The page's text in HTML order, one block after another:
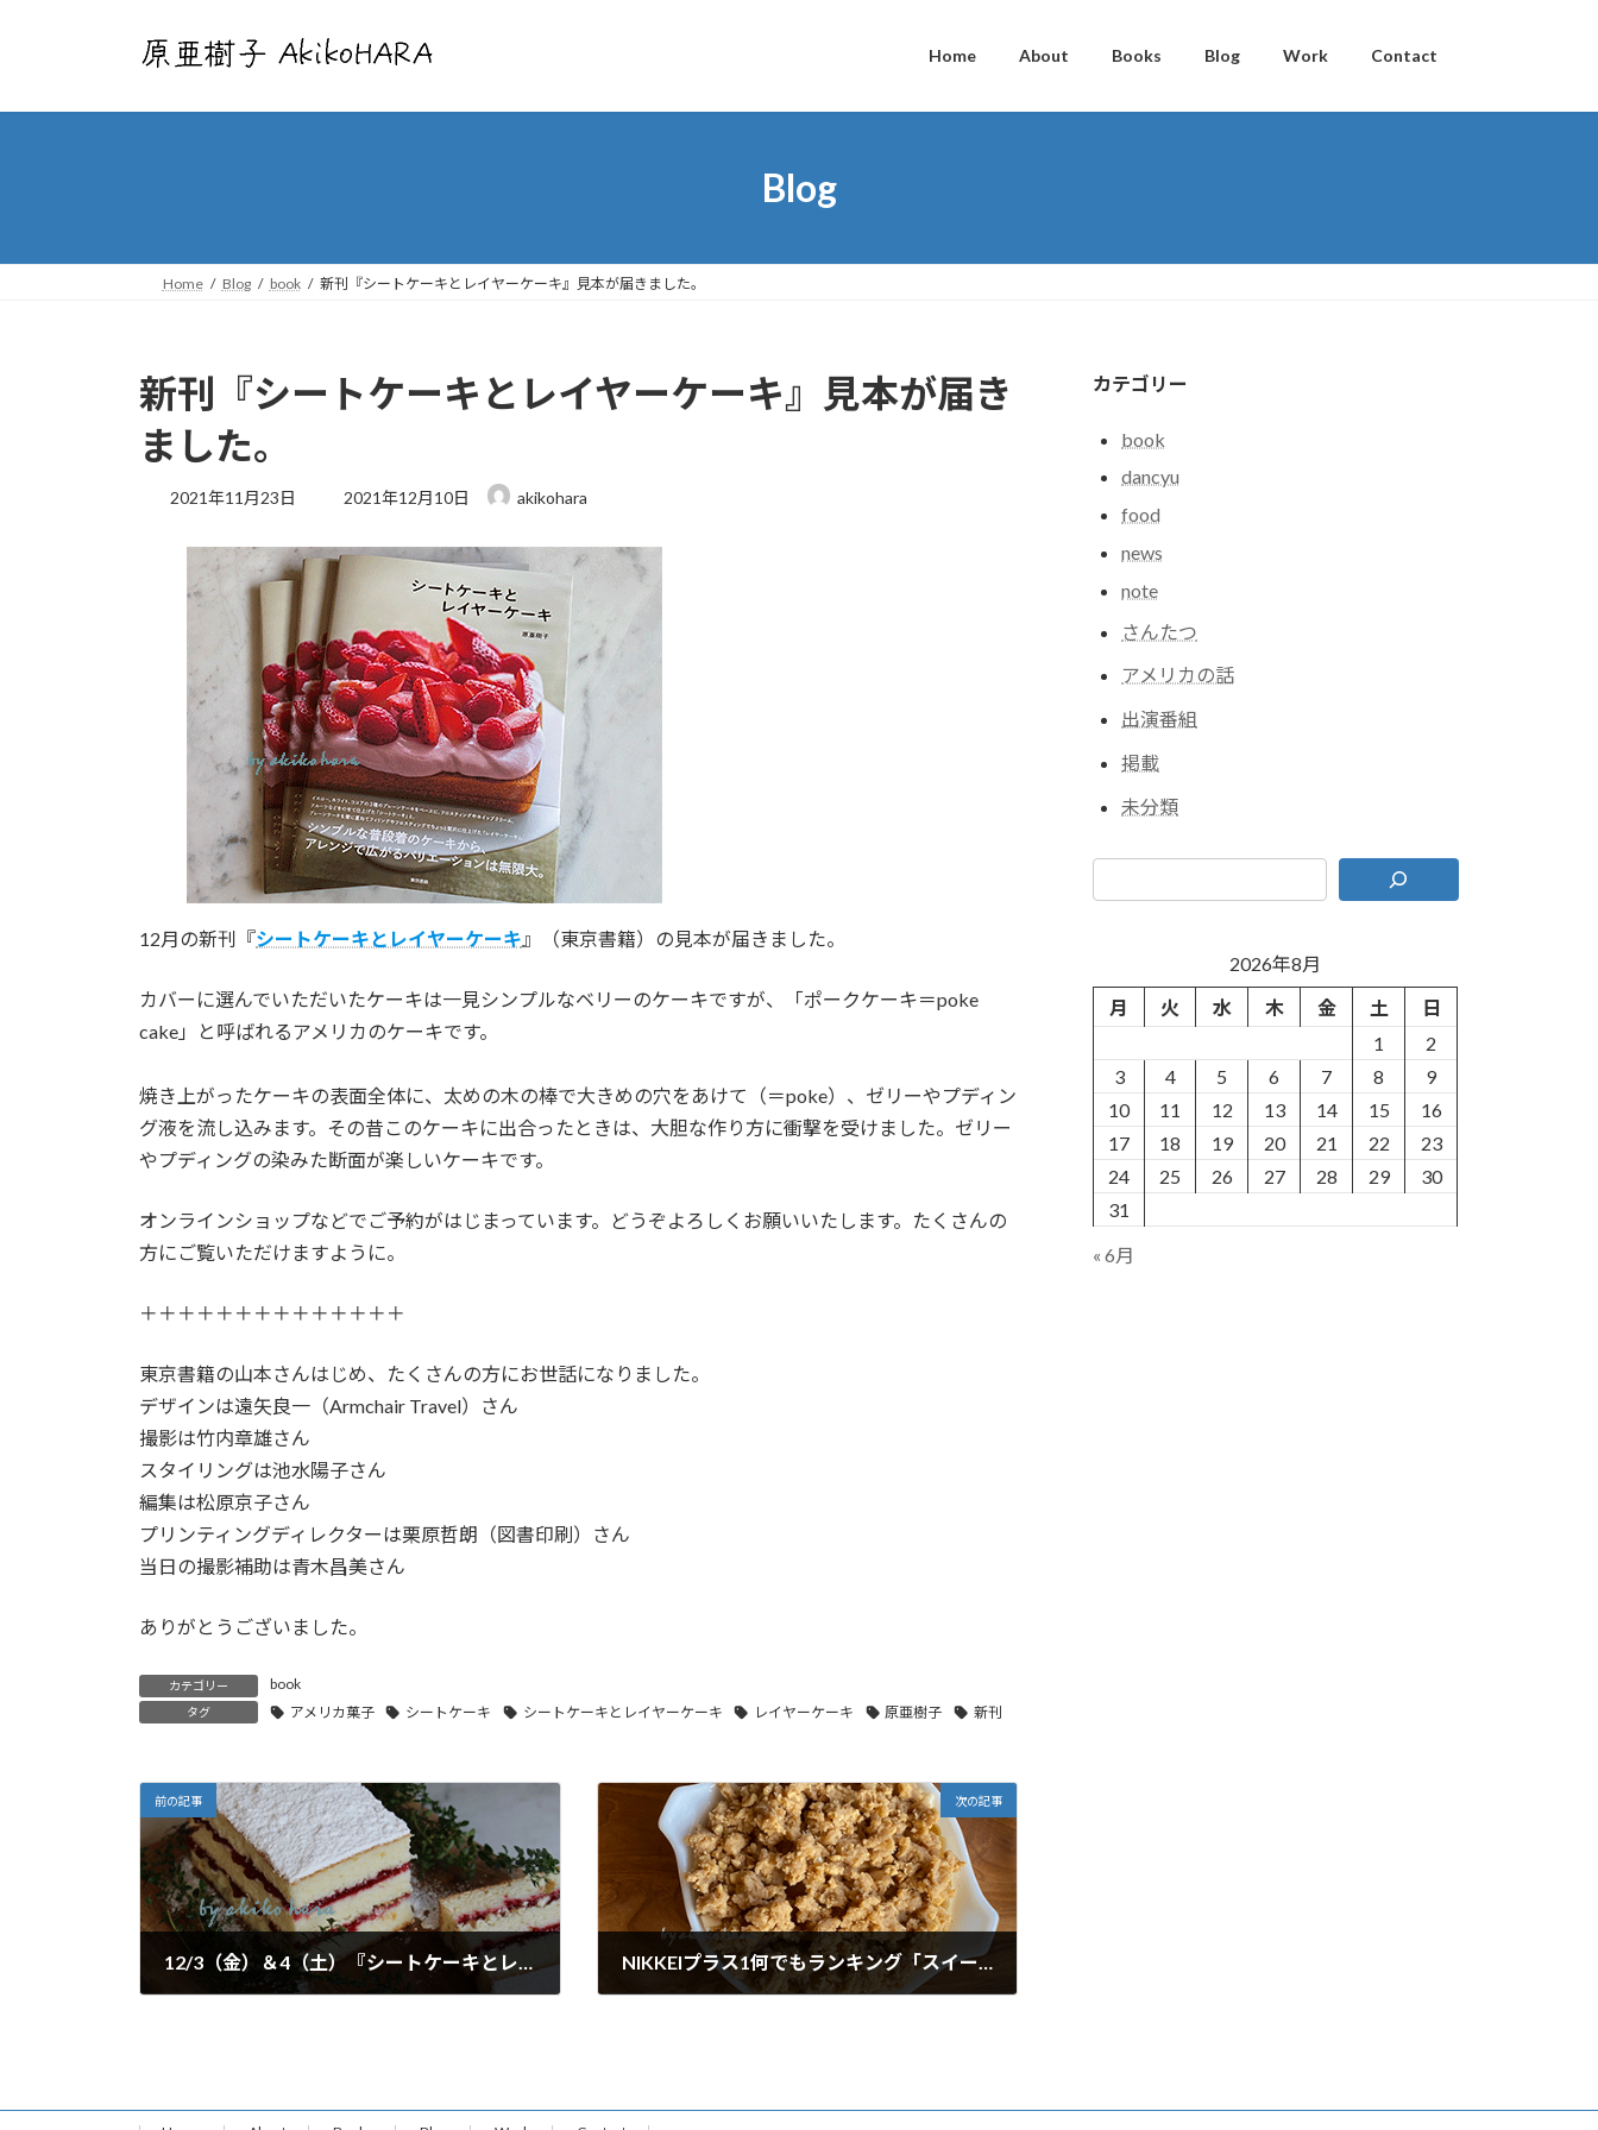
プ
動
Home About Books Blog Work Contact
Blog
Home Blog book 新刊『シートケーキとレイヤーケーキ』見本が届きました。
新刊『シートケーキとレイヤーケーキ』見本が届き
ました。
2021年11月23日
最
新
:
2021年12月10日 akikohara
12月の新刊『シートケーキとレイヤーケーキ 』（東京書籍）の見本が届きました。
カバーに選んでいただいたケーキは一見シンプルなベリーのケーキですが、「ポークケーキ＝poke
cake」と呼ばれるアメリカのケーキです。
焼き上がったケーキの表面全体に、太めの木の棒で大きめの穴をあけて（＝poke）、ゼリーやプディン
グ液を流し込みます。その昔このケーキに出合ったときは、大胆な作り方に衝撃を受けました。ゼリー
やプディングの染みた断面が楽しいケーキです。
オンラインショップなどでご予約がはじまっています。どうぞよろしくお願いいたします。たくさんの
方にご覧いただけますように。
＋＋＋＋＋＋＋＋＋＋＋＋＋＋
東京書籍の山本さんはじめ、たくさんの方にお世話になりました。
デザインは遠矢良一（Armchair Travel）さん
撮影は竹内章雄さん
スタイリングは池水陽子さん
編集は松原京子さん
プリンティングディレクターは栗原哲朗（図書印刷）さん
当日の撮影補助は青木昌美さん
ありがとうございました。
カテゴリー book
タグ アメリカ菓子 シートケーキ シートケーキとレイヤーケーキ レイヤーケーキ 原亜樹子 新刊
前の記事
12/3（金）＆4（土）『シートケーキとレイヤーケーキ』（東京書籍）出版記念イベント詳細が決まりました。
次の記事
NIKKEIプラス1何でもランキング「スイートポテト」で選者を務めました。
カテゴリー
book
dancyu
food
news
note
さんたつ
アメリカの話
出演番組
掲載
未分類
2026年8月
月
火 水 木 金 土
日
1
2
3
4 5 6 7 8
9
10
11 12 13 14 15
16
17
18 19 20 21 22
23
24
25 26 27 28 29
30
31
« 6月